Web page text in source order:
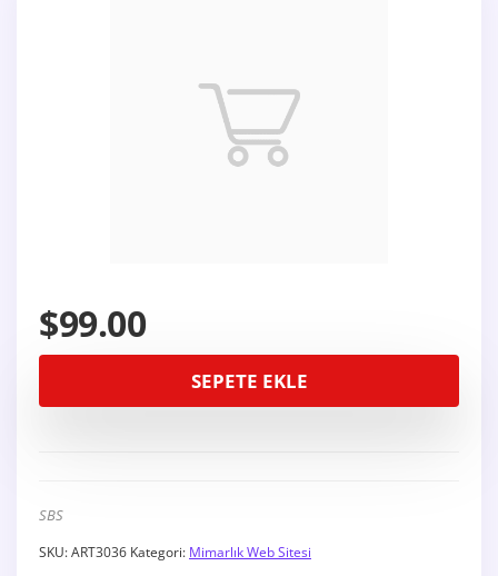
$99.00
SEPETE EKLE
SBS
SKU:ART3036 Kategori: Mimarlık Web Sitesi